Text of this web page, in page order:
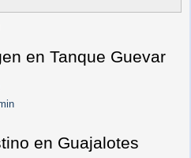
en Tanque Guevar
en Guajalotes